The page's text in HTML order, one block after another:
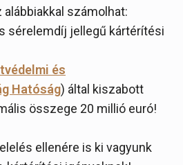
számolhat:
sérelemdíj jellegű kártérítési
és
Hatóság) által kiszabott
összege 20 millió euró!
ellenére is ki vagyunk